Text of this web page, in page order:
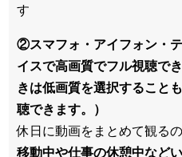
す
②スマフォ・アイフォン・
イスで高画質でフル視聴で
きは低画質を選択すること
聴できます。）
休日に動画をまとめて観る
移動中や仕事の休憩中など